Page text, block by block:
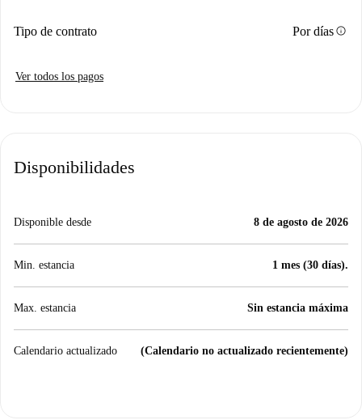
Tipo de contrato Por díasinfo
Ver todos los pagos
Disponibilidades
Disponible desde 8 de agosto de 2026
Min. estancia 1 mes (30 días).
Max. estancia Sin estancia máxima
Calendario actualizado (Calendario no actualizado recientemente)